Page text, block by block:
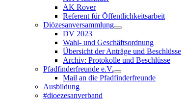
AK Rover
Referent für Öffentlichkeitsarbeit
Diözesanversammlung
DV 2023
Wahl- und Geschäftsordnung
Übersicht der Anträge und Beschlüsse
Archiv: Protokolle und Beschlüsse
Pfadfinderfreunde e.V.
Mail an die Pfadfinderfreunde
Ausbildung
#dioezesanverband